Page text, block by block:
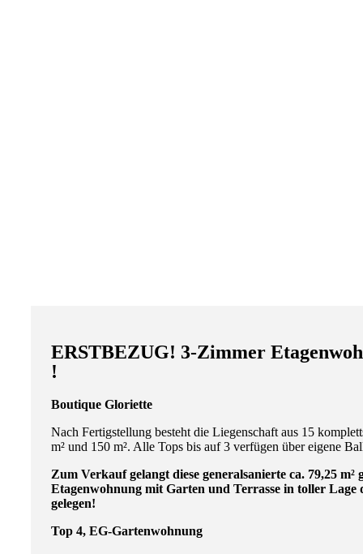
ERSTBEZUG! 3-Zimmer
!
Boutique Gloriette
Nach Fertigstellung besteht die Liegenschaft aus 15
m² und 150 m². Alle Tops bis auf 3 verfügen über eigene
Zum Verkauf gelangt diese generalsanierte ca. 79,25 m²
Etagenwohnung mit Garten und Terrasse in toller Lage
gelegen!
Top 4, EG-Gartenwohnung